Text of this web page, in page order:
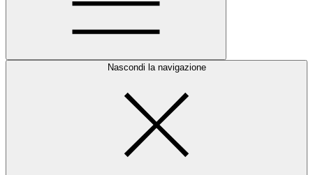
Nascondi la navigazione